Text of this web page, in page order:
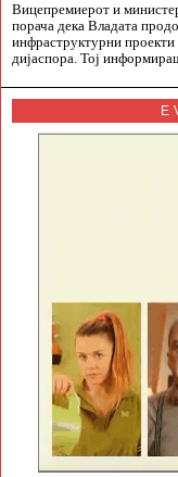
Вицепремиерот и
порача дека Владата
инфраструктурни
дијаспора. Тој